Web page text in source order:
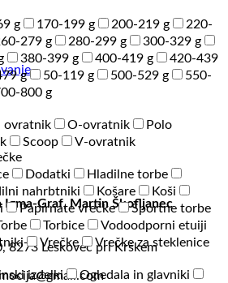
Igma-Graf, Martin Škofljanec
8273 Leskovec pri Krškem
g 170-199 g 200-219 g
220-
279 g 280-299 g
300-329 g
380-399 g 400-419 g
420-439
g 50-119 g 500-529 g
550-
800 g
ovratnik O-ovratnik
Polo
Scoop
V-ovratnik
Dodatki
Hladilne torbe
nahrbtniki Košare
Koši
Papirnate vrečke
Športne torbe
Torbice
Vodoodporni etuiji
Vrečke
Vrečke za steklenice
izdelki
Ogledala in glavniki